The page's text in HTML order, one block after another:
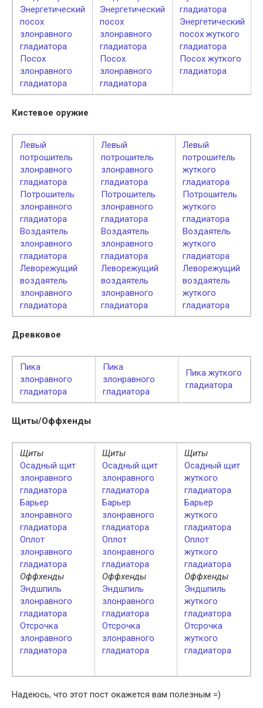
Энергетический
посох
злонравного
гладиатора
Посох
злонравного
гладиатора
Энергетический
посох
злонравного
гладиатора
Посох
злонравного
гладиатора
гладиатора
Энергетический
посох жуткого
гладиатора
Посох жуткого
гладиатора
Кистевое оружие
Левый
потрошитель
злонравного
гладиатора
Потрошитель
злонравного
гладиатора
Воздаятель
злонравного
гладиатора
Леворежущий
воздаятель
злонравного
гладиатора
Левый
потрошитель
злонравного
гладиатора
Потрошитель
злонравного
гладиатора
Воздаятель
злонравного
гладиатора
Леворежущий
воздаятель
злонравного
гладиатора
Левый
потрошитель
жуткого
гладиатора
Потрошитель
жуткого
гладиатора
Воздаятель
жуткого
гладиатора
Леворежущий
воздаятель
жуткого
гладиатора
Древковое
Пика
злонравного
гладиатора
Пика
злонравного
гладиатора
Пика жуткого
гладиатора
Щиты/Оффхенды
Щиты
Осадный щит
злонравного
гладиатора
Барьер
злонравного
гладиатора
Оплот
злонравного
гладиатора
Оффхенды
Эндшпиль
злонравного
гладиатора
Отсрочка
злонравного
гладиатора
Щиты
Осадный щит
злонравного
гладиатора
Барьер
злонравного
гладиатора
Оплот
злонравного
гладиатора
Оффхенды
Эндшпиль
злонравного
гладиатора
Отсрочка
злонравного
гладиатора
Щиты
Осадный щит
жуткого
гладиатора
Барьер
жуткого
гладиатора
Оплот
жуткого
гладиатора
Оффхенды
Эндшпиль
жуткого
гладиатора
Отсрочка
жуткого
гладиатора
Надеюсь, что этот пост окажется вам полезным =)